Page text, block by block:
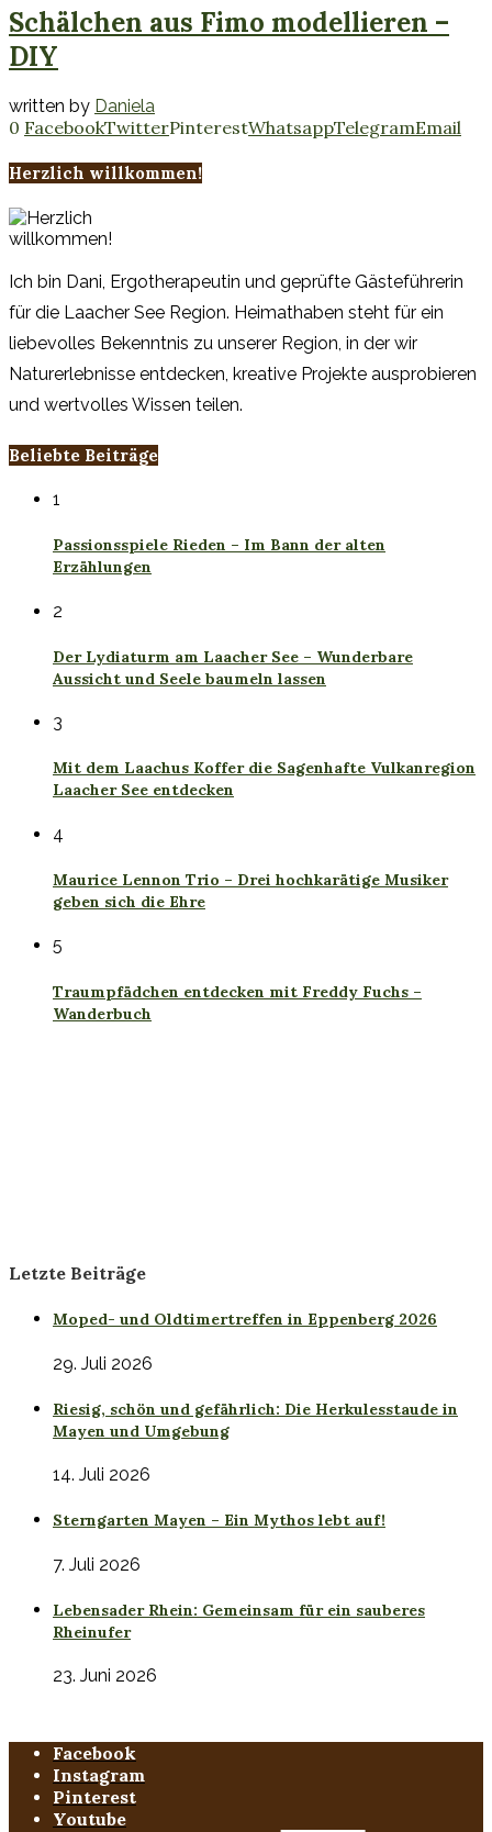
Schälchen aus Fimo modellieren –
DIY
written by Daniela
0 FacebookTwitterPinterestWhatsappTelegramEmail
Herzlich willkommen!
Ich bin Dani, Ergotherapeutin und geprüfte Gästeführerin
für die Laacher See Region. Heimathaben steht für ein
liebevolles Bekenntnis zu unserer Region, in der wir
Naturerlebnisse entdecken, kreative Projekte ausprobieren
und wertvolles Wissen teilen.
Beliebte Beiträge
1
Passionsspiele Rieden – Im Bann der alten
Erzählungen
2
Der Lydiaturm am Laacher See – Wunderbare
Aussicht und Seele baumeln lassen
3
Mit dem Laachus Koffer die Sagenhafte Vulkanregion
Laacher See entdecken
4
Maurice Lennon Trio – Drei hochkarätige Musiker
geben sich die Ehre
5
Traumpfädchen entdecken mit Freddy Fuchs –
Wanderbuch
Letzte Beiträge
Moped- und Oldtimertreffen in Eppenberg 2026
29. Juli 2026
Riesig, schön und gefährlich: Die Herkulesstaude in
Mayen und Umgebung
14. Juli 2026
Sterngarten Mayen – Ein Mythos lebt auf!
7. Juli 2026
Lebensader Rhein: Gemeinsam für ein sauberes
Rheinufer
23. Juni 2026
Facebook
Instagram
Pinterest
Youtube